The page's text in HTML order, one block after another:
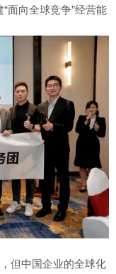
面向全球竞争”经营能
但中国企业的全球化